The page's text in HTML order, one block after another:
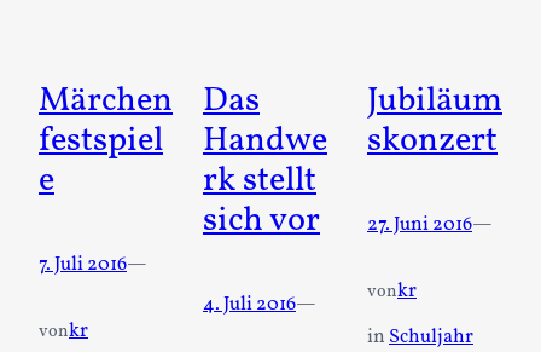
Märchen
festspiel
e
7. Juli 2016—
vonkr
Das
Handwe
rk stellt
sich vor
4. Juli 2016—
Jubiläum
skonzert
27. Juni 2016—
vonkr
inSchuljahr